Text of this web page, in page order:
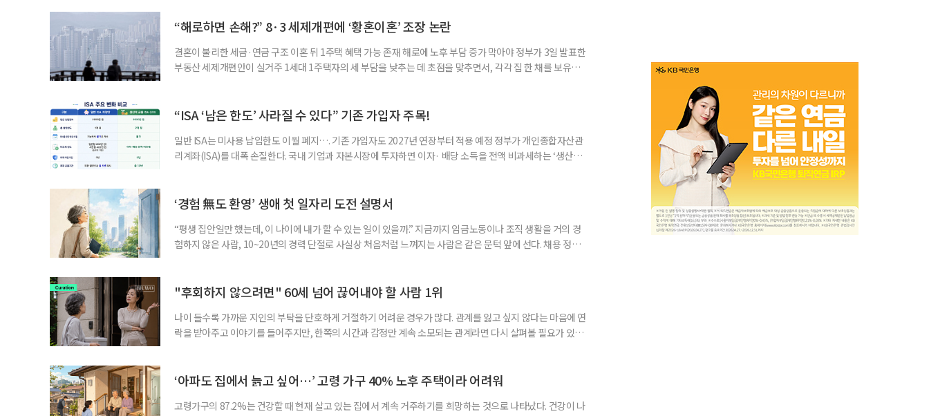
“해로하면 손해?” 8·3 세제개편에 ‘황혼이혼’ 조장 논란
결혼이 불리한 세금·연금 구조 이혼 뒤 1주택 혜택 가능 존재 해로에 노후 부담 증가 막아야 정부가 3일 발표한
부동산 세제개편안이 실거주 1세대 1주택자의 세 부담을 낮추는 데 초점을 맞추면서, 각각 집 한 채를 보유한
부가 각자 집 한 채씩을 보유하면 한 세대가 두 채를 가진 것으로 보지만, 실제 이혼해 주거와 생계를 분
“ISA ‘남은 한도’ 사라질 수 있다” 기존 가입자 주목!
일반 ISA는 미사용 납입한도 이월 폐지…. 기존 가입자도 2027년 연장부터 적용 예정 정부가 개인종합자산관
리계좌(ISA)를 대폭 손질한다. 국내 기업과 자본시장에 투자하면 이자· 배당 소득을 전액 비과세하는 ‘생산적
기 때문이다. 지난 3일 발표된 세제개편안이 국회 통과 후 그대로 시행된다면 법 시행 전 본
‘경험 無도 환영’ 생애 첫 일자리 도전 설명서
“평생 집안일만 했는데, 이 나이에 내가 할 수 있는 일이 있을까.” 지금까지 임금노동이나 조직 생활을 거의 경
험하지 않은 사람, 10~20년의 경력 단절로 사실상 처음처럼 느껴지는 사람은 같은 문턱 앞에 선다. 채용 정보를
경험이 풍부한 고령자는 중요한 국가 자원이다. 박경하 한국노인인력개발원 선임연구위
"후회하지 않으려면" 60세 넘어 끊어내야 할 사람 1위
나이 들수록 가까운 지인의 부탁을 단호하게 거절하기 어려운 경우가 많다. 관계를 잃고 싶지 않다는 마음에 연
락을 받아주고 이야기를 들어주지만, 한쪽의 시간과 감정만 계속 소모되는 관계라면 다시 살펴볼 필요가 있다.
게 여기며, 거절하는 순간 태도를 바꾸는 행동도 건강한 관계와는 거리가 멀다. 믿고 털어놓은 개인사나 약점을
‘아파도 집에서 늙고 싶어…’ 고령 가구 40% 노후 주택이라 어려워
고령가구의 87.2%는 건강할 때 현재 살고 있는 집에서 계속 거주하기를 희망하는 것으로 나타났다. 건강이 나